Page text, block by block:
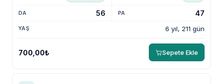
6 yıl, 211 gün
56 47
700,00₺ Sepete Ekle